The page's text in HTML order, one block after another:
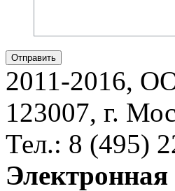
Отправить
2011-2016,
123007, г.
Тел.: 8 (495)
Электронная